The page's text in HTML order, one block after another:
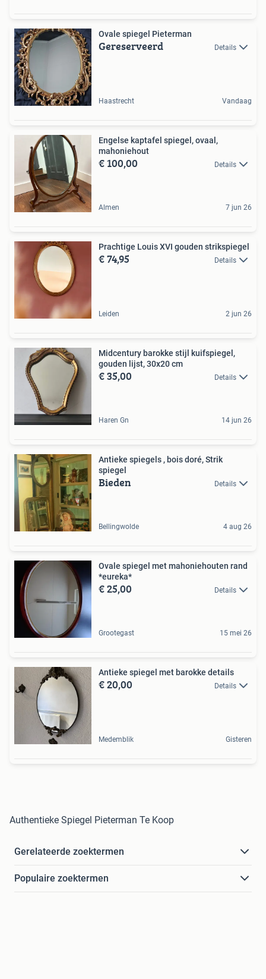
Ovale spiegel Pieterman
Gereserveerd Details
Haastrecht Vandaag
Engelse kaptafel spiegel, ovaal,
mahoniehout
€ 100,00 Details
Almen 7 jun 26
Prachtige Louis XVI gouden strikspiegel
€ 74,95 Details
Leiden 2 jun 26
Midcentury barokke stijl kuifspiegel,
gouden lijst, 30x20 cm
€ 35,00 Details
Haren Gn 14 jun 26
Antieke spiegels , bois doré, Strik
spiegel
Bieden Details
Bellingwolde 4 aug 26
Ovale spiegel met mahoniehouten rand
*eureka*
€ 25,00 Details
Grootegast 15 mei 26
Antieke spiegel met barokke details
€ 20,00 Details
Medemblik Gisteren
Authentieke Spiegel Pieterman Te Koop
Gerelateerde zoektermen
Populaire zoektermen